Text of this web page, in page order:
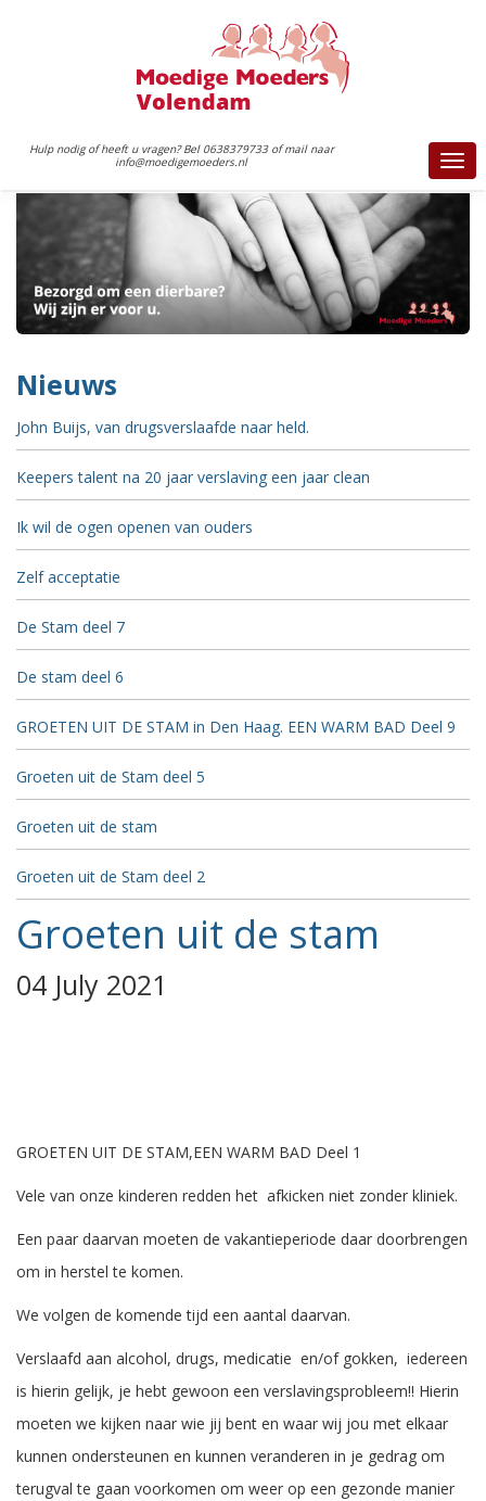
Hulp nodig of heeft u vragen? Bel 0638379733 of mail naar
info@moedigemoeders.nl
Nieuws
John Buijs, van drugsverslaafde naar held.
Keepers talent na 20 jaar verslaving een jaar clean
Ik wil de ogen openen van ouders
Zelf acceptatie
De Stam deel 7
De stam deel 6
GROETEN UIT DE STAM in Den Haag. EEN WARM BAD Deel 9
Groeten uit de Stam deel 5
Groeten uit de stam
Groeten uit de Stam deel 2
Groeten uit de stam
04 July 2021
GROETEN UIT DE STAM,EEN WARM BAD Deel 1
Vele van onze kinderen redden het afkicken niet zonder kliniek.
Een paar daarvan moeten de vakantieperiode daar doorbrengen
om in herstel te komen.
We volgen de komende tijd een aantal daarvan.
Verslaafd aan alcohol, drugs, medicatie en/of gokken, iedereen
is hierin gelijk, je hebt gewoon een verslavingsprobleem!! Hierin
moeten we kijken naar wie jij bent en waar wij jou met elkaar
kunnen ondersteunen en kunnen veranderen in je gedrag om
terugval te gaan voorkomen om weer op een gezonde manier